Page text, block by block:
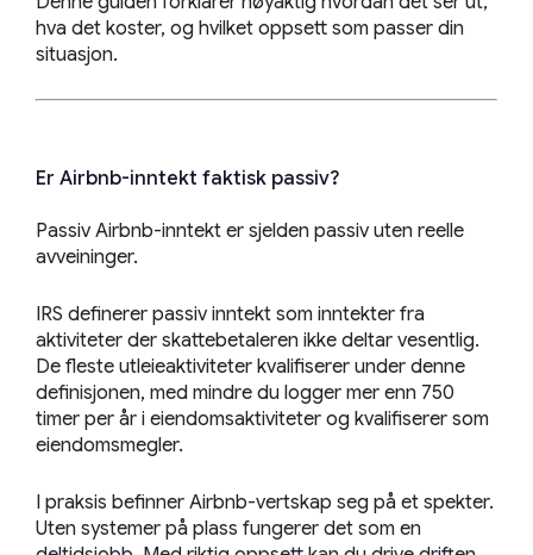
hva det koster, og hvilket oppsett som passer din
situasjon.
Er Airbnb-inntekt faktisk passiv?
Passiv Airbnb-inntekt er sjelden passiv uten reelle
avveininger.
IRS definerer passiv inntekt som inntekter fra
aktiviteter der skattebetaleren ikke deltar vesentlig.
De fleste utleieaktiviteter kvalifiserer under denne
definisjonen, med mindre du logger mer enn 750
timer per år i eiendomsaktiviteter og kvalifiserer som
eiendomsmegler.
I praksis befinner Airbnb-vertskap seg på et spekter.
Uten systemer på plass fungerer det som en